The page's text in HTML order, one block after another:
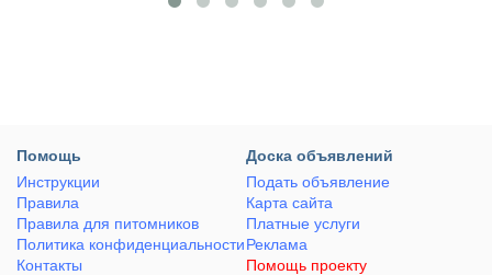
Помощь
Инструкции
Правила
Правила для питомников
Политика конфиденциальности
Контакты
Доска объявлений
Подать объявление
Карта сайта
Платные услуги
Реклама
Помощь проекту